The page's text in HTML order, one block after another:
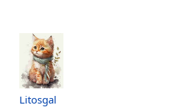
Litosgal